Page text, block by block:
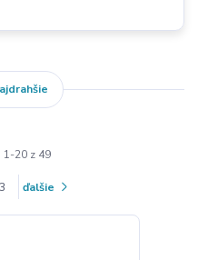
20 z 49
ďalšie